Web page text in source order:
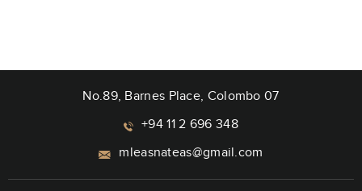
No.89, Barnes Place, Colombo 07
+94 11 2 696 348
mleasnateas@gmail.com